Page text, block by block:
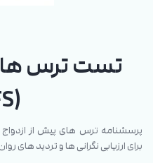
تست ترس های
(PFS)
برای ارزیابی نگرانی‌ ها و تردید های